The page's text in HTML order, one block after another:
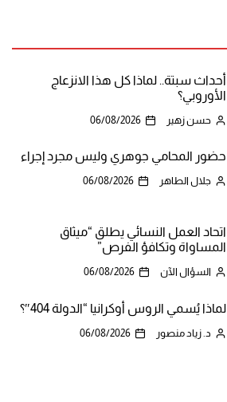
أحداث سبتة.. لماذا كل هذا الانزعاج
الأوروبي؟
حسن زهير 06/08/2026
حضور المحامي جوهري وليس مجرد إجراء
جلال الطاهر 06/08/2026
اتحاد العمل النسائي يطلق “ميثاق
المساواة وتكافؤ الفرص”
السؤال الآن 06/08/2026
لماذا يُسمي الروس أوكرانيا “الدولة 404″؟
د. زياد منصور 06/08/2026